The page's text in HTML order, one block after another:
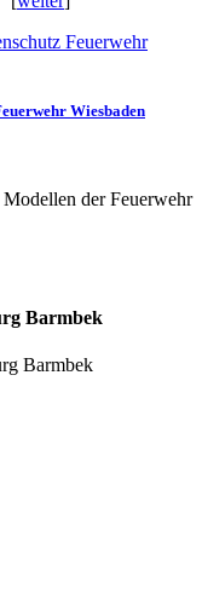
Wiesbaden
der Feuerwehr
Barmbek